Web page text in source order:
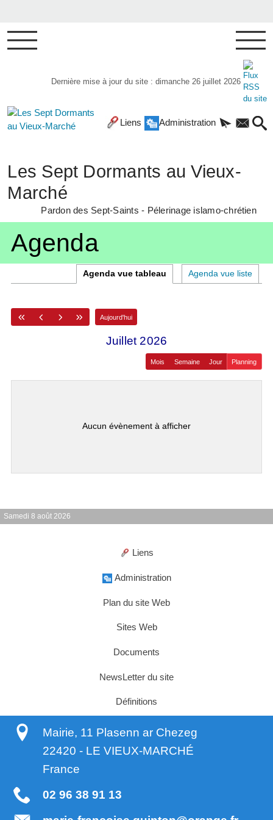
Dernière mise à jour du site : dimanche 26 juillet 2026
Liens Administration
Les Sept Dormants au Vieux-
Marché
Pardon des Sept-Saints - Pélerinage islamo-chrétien
Agenda
Agenda vue tableau Agenda vue liste
Aujourd'hui
juillet 2026
Mois Semaine Jour Planning
Aucun évènement à afficher
Samedi 8 août 2026
Liens
Administration
Plan du site Web
Sites Web
Documents
NewsLetter du site
Définitions
Mairie, 11 Plasenn ar Chezeg
22420 - LE VIEUX-MARCHÉ
France
02 96 38 91 13